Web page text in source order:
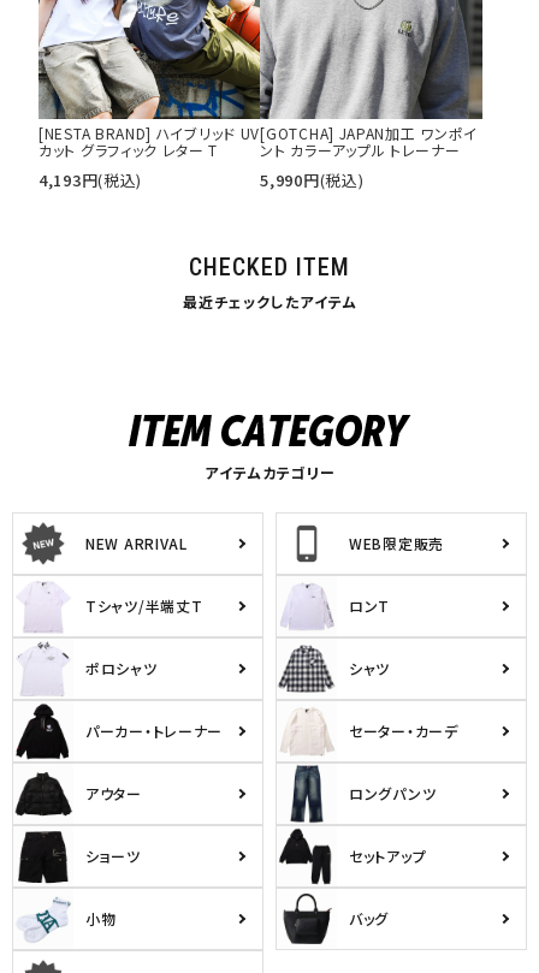
[NESTA BRAND] ハイブリッド UV
カット グラフィック レター T
4,193円(税込)
[GOTCHA] JAPAN加工 ワンポイ
ント カラーアップル トレーナー
5,990円(税込)
CHECKED ITEM
最近チェックしたアイテム
アイテムカテゴリー
NEW ARRIVAL WEB限定販売
Tシャツ/半端丈T ロンT
ポロシャツ シャツ
パーカー・トレーナー セーター・カーデ
アウター ロングパンツ
ショーツ セットアップ
小物 バッグ